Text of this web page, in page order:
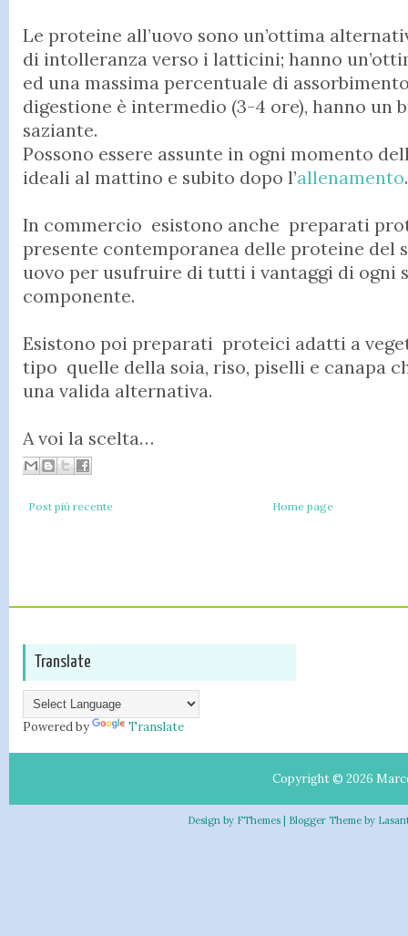
Le proteine all’uovo sono un’ottima
di intolleranza verso i latticini; hanno
ed una massima percentuale di
digestione è intermedio (3-4 ore), hanno un
saziante.
Possono essere assunte in ogni momento
ideali al mattino e subito dopo l’allenamento.
In commercio esistono anche preparati
presente contemporanea delle proteine del
uovo per usufruire di tutti i vantaggi di ogni
componente.
Esistono poi preparati proteici adatti a
tipo quelle della soia, riso, piselli e canapa
una valida alternativa.
A voi la scelta…
Post più recente Home page
Translate
Powered by Translate
Copyright © 2026
Design by FThemes| Blogger Theme by